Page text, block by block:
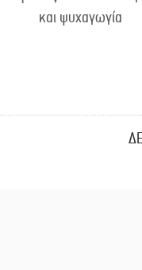
και ψυχαγωγία